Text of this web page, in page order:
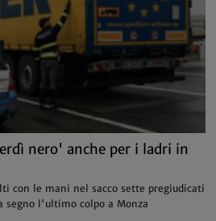
nero' anche per i ladri in
con le mani nel sacco sette pregiudicati
segno l'ultimo colpo a Monza